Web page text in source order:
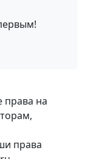
права на
права